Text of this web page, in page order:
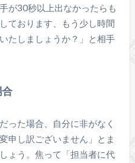
が30秒以上出なかったらも
ております、もう少し時間
たしましょうか？」と相手
合
った場合、自分に非がなく
申し訳ございません」とま
ょう。焦って「担当者に代